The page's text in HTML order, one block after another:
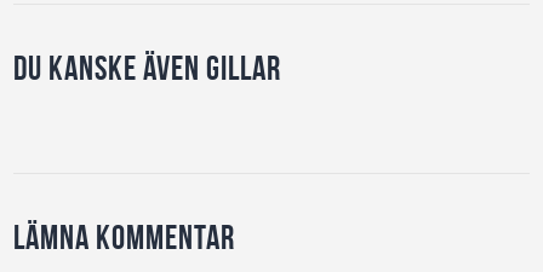
Du kanske även gillar
Lämna kommentar